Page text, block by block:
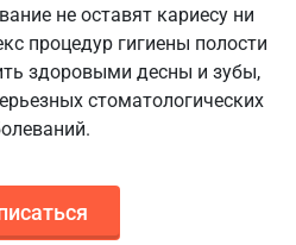
не оставят кариесу ни
процедур гигиены полости
здоровыми десны и зубы,
стоматологических